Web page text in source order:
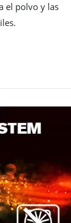
el polvo y las